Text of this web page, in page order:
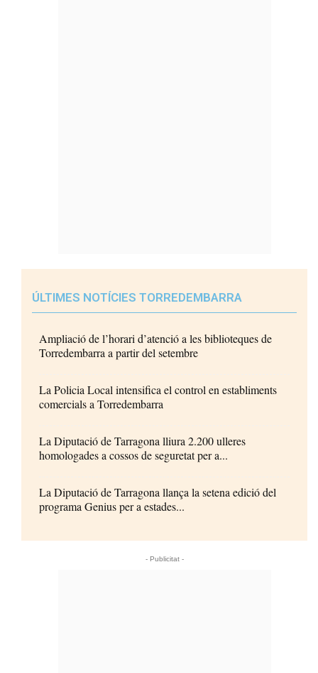
ÚLTIMES NOTÍCIES TORREDEMBARRA
Ampliació de l’horari d’atenció a les biblioteques de
Torredembarra a partir del setembre
La Policia Local intensifica el control en establiments
comercials a Torredembarra
La Diputació de Tarragona lliura 2.200 ulleres
homologades a cossos de seguretat per a...
La Diputació de Tarragona llança la setena edició del
programa Genius per a estades...
- Publicitat -